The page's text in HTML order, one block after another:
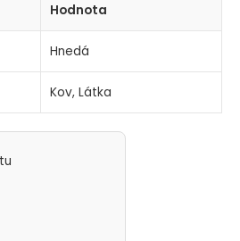
Hodnota
Hnedá
Kov, Látka